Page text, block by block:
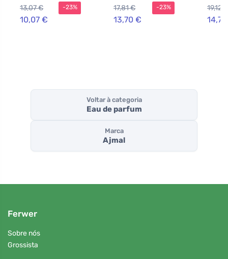
13,07 €
10,07 €
-23%
17,81 €
13,70 €
-23% 19,12 €
Voltar à categoria
Eau de parfum
Marca
Ajmal
Ferwer
Sobre nós
Grossista